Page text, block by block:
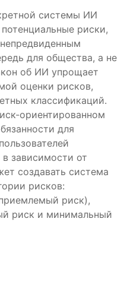
системы ИИ
риски,
для общества, а не
об ИИ упрощает
оценки рисков,
классификаций.
ориентированном
для
зависимости от
создавать система
рисков:
риск),
риск и минимальный